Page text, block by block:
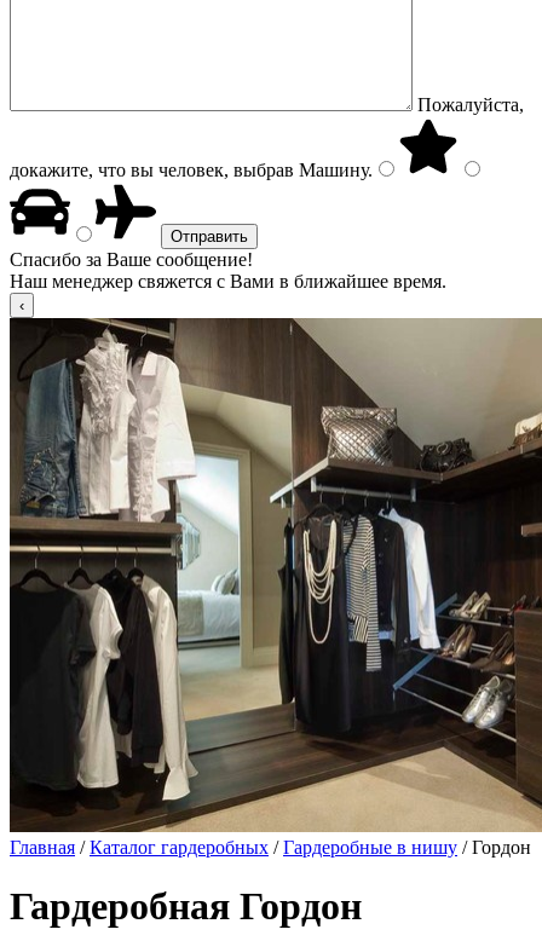
Пожалуйста,
докажите, что вы человек, выбрав Машину.
Спасибо за Ваше сообщение!
Наш менеджер свяжется с Вами в ближайшее время.
Главная /Каталог гардеробных /Гардеробные в нишу / Гордон
Гардеробная Гордон